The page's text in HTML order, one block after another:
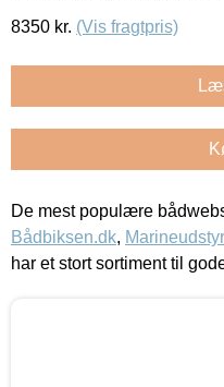
8350 kr. (Vis fragtpris)
De mest populære
Bådbiksen.dk,
har et stort sortiment til